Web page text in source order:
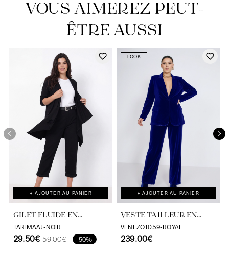
Notre actualité dans le journal
VOUS AIMEREZ PEUT-
ÊTRE AUSSI
+ AJOUTER AU PANIER
GILET FLUIDE EN
VISCOSE ELASTHANNE
AIRJET
TARIMAAJ-NOIR
29.50€ 59.00€ -50%
LOOK
+ AJOUTER AU PANIER
VESTE TAILLEUR EN
VELOURS
VENEZO1059-ROYAL
239.00€